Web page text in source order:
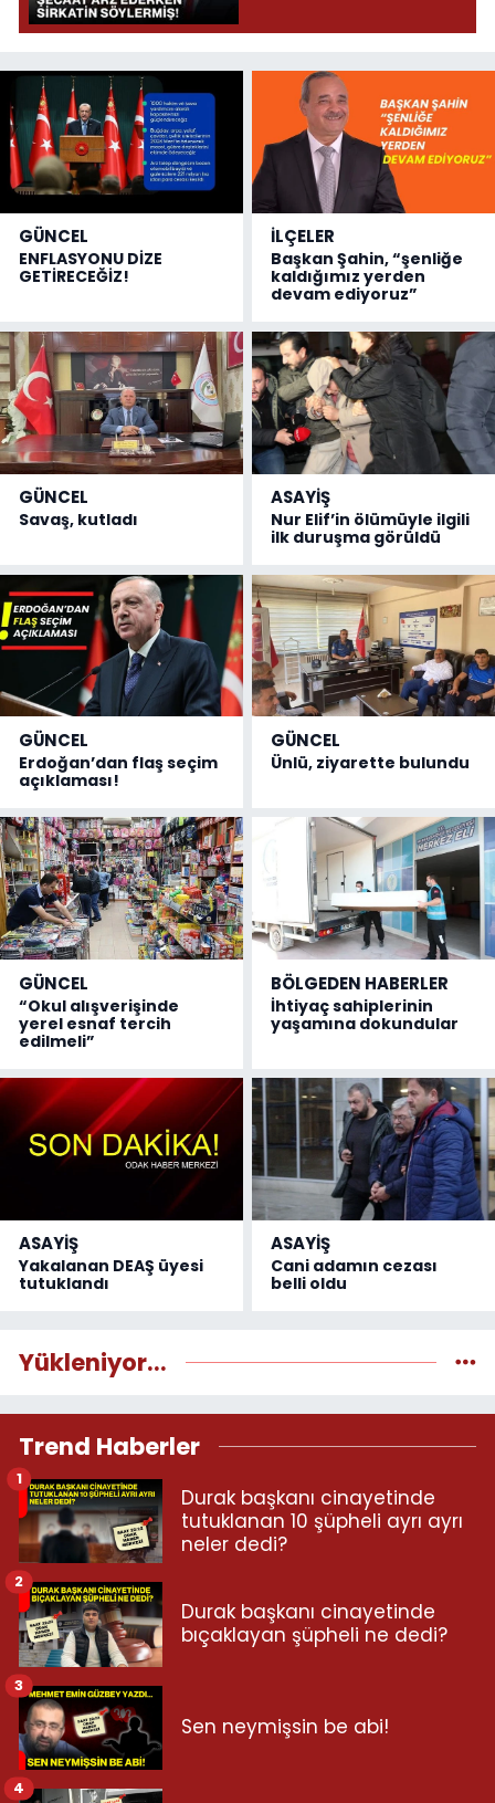
GÜNCEL
ENFLASYONU DİZE
GETİRECEĞİZ!
İLÇELER
Başkan Şahin, “şenliğe
kaldığımız yerden
devam ediyoruz”
GÜNCEL
Savaş, kutladı
ASAYİŞ
Nur Elif’in ölümüyle ilgili
ilk duruşma görüldü
GÜNCEL
Erdoğan’dan flaş seçim
açıklaması!
GÜNCEL
Ünlü, ziyarette bulundu
GÜNCEL
“Okul alışverişinde
yerel esnaf tercih
edilmeli”
BÖLGEDEN HABERLER
İhtiyaç sahiplerinin
yaşamına dokundular
ASAYİŞ
Yakalanan DEAŞ üyesi
tutuklandı
ASAYİŞ
Cani adamın cezası
belli oldu
Yükleniyor...
Trend Haberler
Durak başkanı cinayetinde
tutuklanan 10 şüpheli ayrı ayrı
neler dedi?
1
Durak başkanı cinayetinde
bıçaklayan şüpheli ne dedi?
2
Sen neymişsin be abi!
3
4